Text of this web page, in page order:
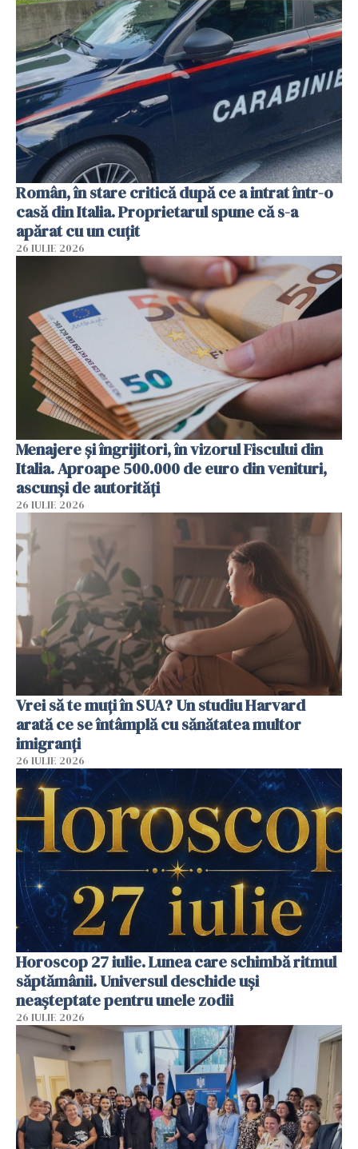
Român, în stare critică după ce a intrat într-o
casă din Italia. Proprietarul spune că s-a
apărat cu un cuțit
26 IULIE 2026
Menajere și îngrijitori, în vizorul Fiscului din
Italia. Aproape 500.000 de euro din venituri,
ascunși de autorități
26 IULIE 2026
Vrei să te muți în SUA? Un studiu Harvard
arată ce se întâmplă cu sănătatea multor
imigranți
26 IULIE 2026
Horoscop 27 iulie. Lunea care schimbă ritmul
săptămânii. Universul deschide uși
neașteptate pentru unele zodii
26 IULIE 2026